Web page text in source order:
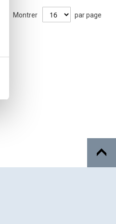
Montrer par page